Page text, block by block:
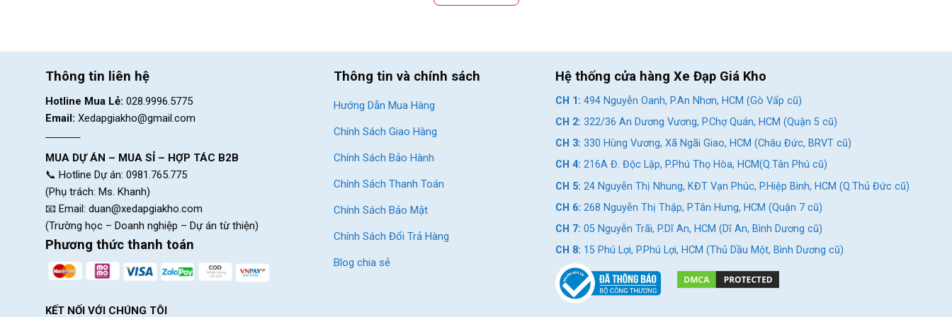
Mẫu xe đạp địa hình trẻ em giá tốt
Xe đạp địa hình trẻ em 18 inch cho các bé từ 1m2 – 1m3
Dòng xe đạp 18 inch là lựa chọn lý tưởng cho các trẻ có vóc dáng nhỏ nhắn, có chiều cao khoảng 1m2 - 1m3. Đặc biệt, phù hợp với các bé mới
làm quen sử dụng xe 2 bánh để tập chạy. Những ưu điểm của dòng xe đạp địa hình trẻ em 18 inch:
Khung thép có trọng lượng nhẹ và chịu lực tốt, giúp bé dễ dàng chống chân khi muốn dừng xe.
Thông tin liên hệ
Hotline Mua Lẻ: 028.9996.5775
Email: Xedapgiakho@gmail.com
MUA DỰ ÁN – MUA SỈ – HỢP TÁC B2B
📞 Hotline Dự án: 0981.765.775
(Phụ trách: Ms. Khanh)
📧 Email: duan@xedapgiakho.com
(Trường học – Doanh nghiệp – Dự án từ thiện)
Phương thức thanh toán
KẾT NỐI VỚI CHÚNG TÔI
Thông tin và chính sách
Hướng Dẫn Mua Hàng
Chính Sách Giao Hàng
Chính Sách Bảo Hành
Chính Sách Thanh Toán
Chính Sách Bảo Mật
Chính Sách Đổi Trả Hàng
Blog chia sẻ
Hệ thống cửa hàng Xe Đạp Giá Kho
CH 1: 494 Nguyễn Oanh, P.An Nhơn, HCM (Gò Vấp cũ)
CH 2: 322/36 An Dương Vương, P.Chợ Quán, HCM (Quận 5 cũ)
CH 3: 330 Hùng Vương, Xã Ngãi Giao, HCM (Châu Đức, BRVT cũ)
CH 4: 216A Đ. Độc Lập, P.Phú Thọ Hòa, HCM(Q.Tân Phú cũ)
CH 5: 24 Nguyễn Thị Nhung, KĐT Vạn Phúc, P.Hiệp Bình, HCM (Q.Thủ Đức cũ)
CH 6: 268 Nguyễn Thị Thập, P.Tân Hưng, HCM (Quận 7 cũ)
CH 7: 05 Nguyễn Trãi, P.Dĩ An, HCM (Dĩ An, Bình Dương cũ)
CH 8: 15 Phú Lợi, P.Phú Lợi, HCM (Thủ Dầu Một, Bình Dương cũ)